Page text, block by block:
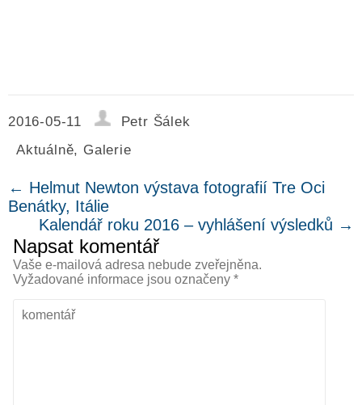
2016-05-11
Petr Šálek
Aktuálně, Galerie
← Helmut Newton výstava fotografií Tre Oci
Benátky, Itálie
Kalendář roku 2016 – vyhlášení výsledků →
Napsat komentář
Vaše e-mailová adresa nebude zveřejněna.
Vyžadované informace jsou označeny *